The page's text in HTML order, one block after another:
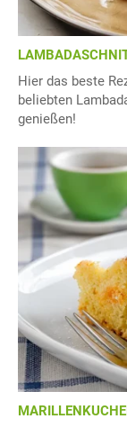
Hier das beste
beliebten
genießen!